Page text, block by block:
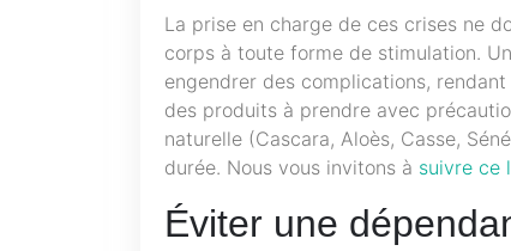
La prise en charge de ces crises ne
corps à toute forme de stimulation.
engendrer des complications,
des produits à prendre avec
naturelle (Cascara, Aloès, Casse,
durée. Nous vous invitons à suivre ce
Éviter une